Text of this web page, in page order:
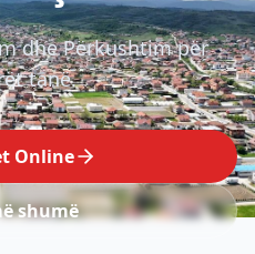
dhe Përkushtim për
tanë.
Online
shumë